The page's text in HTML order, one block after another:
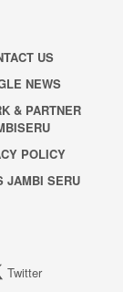
US
NEWS
& PARTNER
POLICY
JAMBI SERU
Twitter